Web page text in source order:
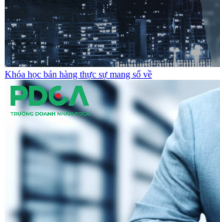
Khóa học bán hàng thực sự mang số về